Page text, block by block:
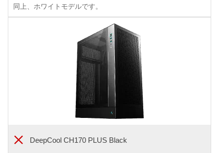
同上、ホワイトモデルです。
DeepCool CH170 PLUS Black